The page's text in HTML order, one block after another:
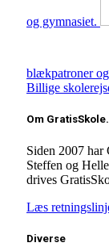
og gymnasiet.
blækpatroner
Billige
Om
Siden 2007 har
Steffen og
drives
Læs
Diverse